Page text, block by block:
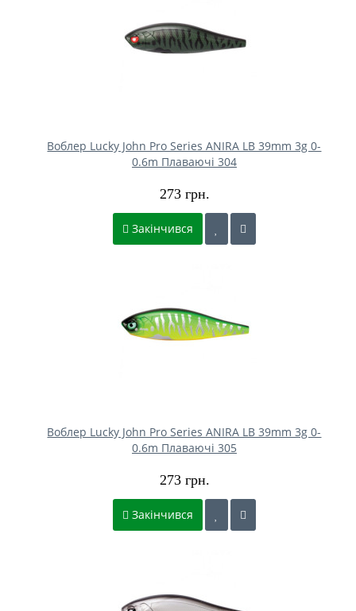
Воблер Lucky John Pro Series ANIRA LB 39mm 3g 0-
0.6m Плаваючі 304
273 грн.
Закінчився
Воблер Lucky John Pro Series ANIRA LB 39mm 3g 0-
0.6m Плаваючі 305
273 грн.
Закінчився